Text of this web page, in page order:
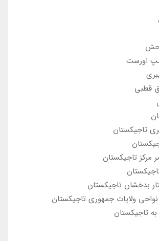
اورست
قطبی
تاجیکستان
مرکز تاجیکستان
بدخشان تاجیکستان
نواحی ولایات جمهوری تاجیکستان
تاجیکستان